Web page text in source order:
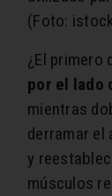
(Foto:
¿El primero
por el lado
mientras
derramar el
y
músculos